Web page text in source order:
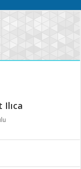
Mobil
Ilıca